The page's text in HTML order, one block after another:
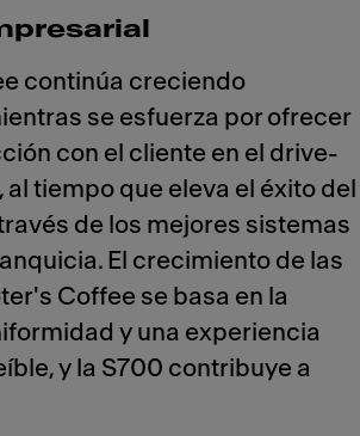
continúa creciendo
se esfuerza por ofrecer
con el cliente en el drive-
tiempo que eleva el éxito del
de los mejores sistemas
El crecimiento de las
Coffee se basa en la
y una experiencia
y la S700 contribuye a